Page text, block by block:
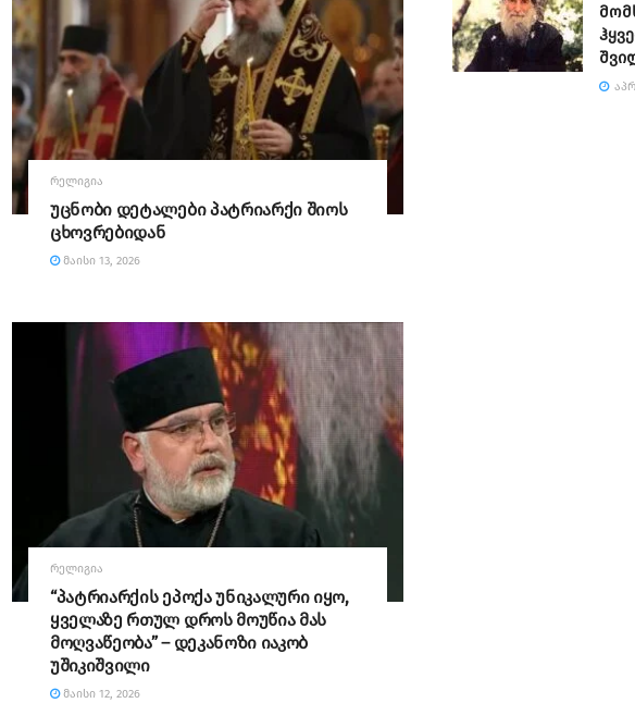
ᲠᲔᲚᲘᲒᲘᲐ
უცნობი დეტალები პატრიარქი შიოს
ცხოვრებიდან
ᲛᲐᲘᲡᲘ 13, 2026
ᲠᲔᲚᲘᲒᲘᲐ
“პატრიარქის ეპოქა უნიკალური იყო,
ყველაზე რთულ დროს მოუწია მას
მოღვაწეობა” – დეკანოზი იაკობ
უშიკიშვილი
ᲛᲐᲘᲡᲘ 12, 2026